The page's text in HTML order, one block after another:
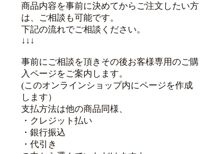
商品内容を事前に決めてからご注文したい方
は、ご相談も可能です。
下記の流れでご相談ください。
↓↓↓
事前にご相談を頂きその後お客様専用のご購
入ページをご案内します。
(このオンラインショップ内にページを作成
します）
支払方法は他の商品同様、
・クレジット払い
・銀行振込
・代引き